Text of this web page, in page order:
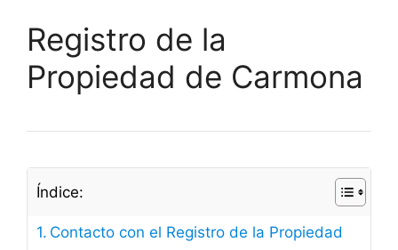
Registro de la
Propiedad de Carmona
Índice:
Contacto con el Registro de la Propiedad